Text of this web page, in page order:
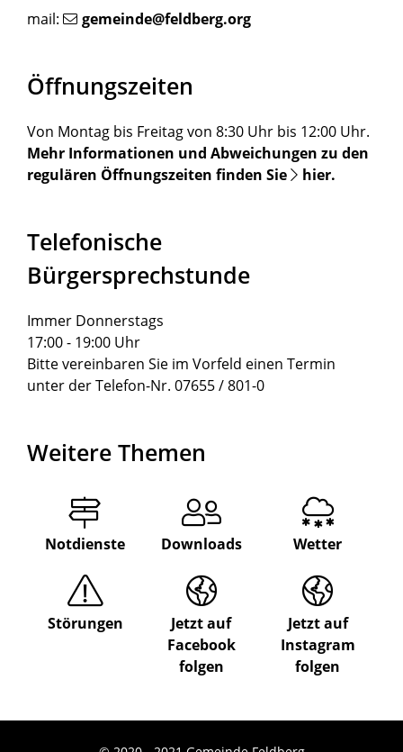
mail: gemeinde@feldberg.org
Öffnungszeiten
Von Montag bis Freitag von 8:30 Uhr bis 12:00 Uhr.
Mehr Informationen und Abweichungen zu den
regulären Öffnungszeiten finden Sie
hier.
Telefonische
Bürgersprechstunde
Immer Donnerstags
17:00 - 19:00 Uhr
Bitte vereinbaren Sie im Vorfeld einen Termin
unter der Telefon-Nr. 07655 / 801-0
Weitere Themen
Notdienste Downloads Wetter
Störungen
Jetzt auf
Facebook
folgen
Jetzt auf
Instagram
folgen